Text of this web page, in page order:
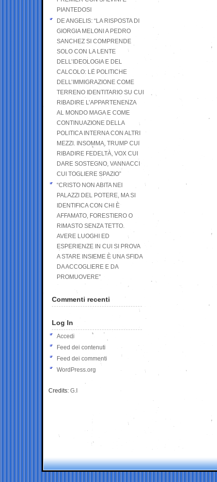
PIANTEDOSI
DE ANGELIS: “LA RISPOSTA DI
GIORGIA MELONI A PEDRO
SANCHEZ SI COMPRENDE
SOLO CON LA LENTE
DELL’IDEOLOGIA E DEL
CALCOLO: LE POLITICHE
DELL’IMMIGRAZIONE COME
TERRENO IDENTITARIO SU CUI
RIBADIRE L’APPARTENENZA
AL MONDO MAGA E COME
CONTINUAZIONE DELLA
POLITICA INTERNA CON ALTRI
MEZZI. INSOMMA, TRUMP CUI
RIBADIRE FEDELTÀ, VOX CUI
DARE SOSTEGNO, VANNACCI
CUI TOGLIERE SPAZIO”
“CRISTO NON ABITA NEI
PALAZZI DEL POTERE, MA SI
IDENTIFICA CON CHI È
AFFAMATO, FORESTIERO O
RIMASTO SENZA TETTO.
AVERE LUOGHI ED
ESPERIENZE IN CUI SI PROVA
A STARE INSIEME È UNA SFIDA
DA ACCOGLIERE E DA
PROMUOVERE”
Commenti recenti
Log In
Accedi
Feed dei contenuti
Feed dei commenti
WordPress.org
Credits: G.I